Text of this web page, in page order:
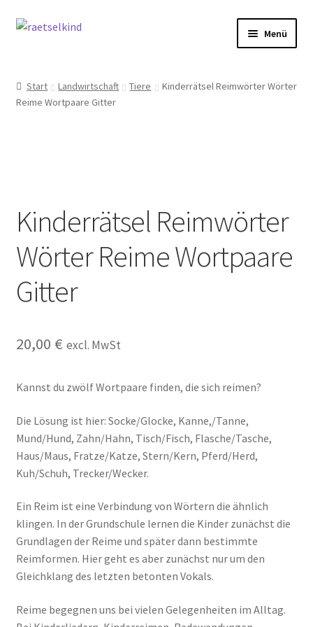
Zur
Zum
Menü
AGB
Echtheit von Bewertungen
FAQ
Impressum
Mein Konto
Shop
Über Rätselkind
Versandarten
Warenkorb
Widerrufsbelehrung
Start Landwirtschaft Tiere
Kinderrätsel Reimwörter Wörter
Reime Wortpaare Gitter
Kinderrätsel Reimwörter
Wörter Reime Wortpaare
Gitter
20,00 € excl. MwSt
Kannst du zwölf Wortpaare finden, die sich reimen?
Die Lösung ist hier: Socke/Glocke, Kanne,/Tanne,
Mund/Hund, Zahn/Hahn, Tisch/Fisch, Flasche/Tasche,
Haus/Maus, Fratze/Katze, Stern/Kern, Pferd/Herd,
Kuh/Schuh, Trecker/Wecker.
Ein Reim ist eine Verbindung von Wörtern die ähnlich
klingen. In der Grundschule lernen die Kinder zunächst die
Grundlagen der Reime und später dann bestimmte
Reimformen. Hier geht es aber zunächst nur um den
Gleichklang des letzten betonten Vokals.
Reime begegnen uns bei vielen Gelegenheiten im Alltag.